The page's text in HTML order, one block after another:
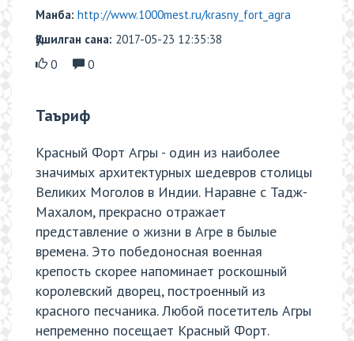
Манба: http://www.1000mest.ru/krasny_fort_agra
Қўшилган сана: 2017-05-23 12:35:38
0
0
Таъриф
Красный Форт Агры - один из наиболее
значимых архитектурных шедевров столицы
Великих Моголов в Индии. Наравне с Тадж-
Махалом, прекрасно отражает
представление о жизни в Агре в былые
времена. Это победоносная военная
крепость скорее напоминает роскошный
королевский дворец, построенный из
красного песчаника. Любой посетитель Агры
непременно посещает Красный Форт.